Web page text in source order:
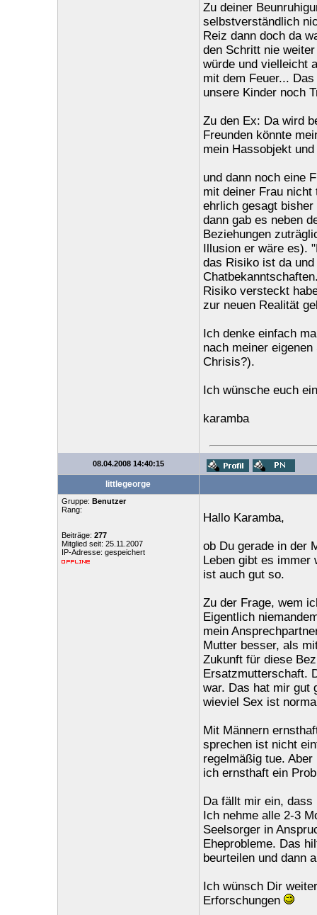
Zu deiner
selbstverständlich
Reiz dann doch da
den Schritt nie
würde und vielleicht
mit dem Feuer...
unsere Kinder noch
Zu den Ex: Da wird
Freunden könnte
mein Hassobjekt
und dann noch eine
mit deiner Frau nicht
ehrlich gesagt
dann gab es neben
Beziehungen
Illusion er wäre es).
das Risiko ist da
Risiko versteckt
zur neuen Realität
Ich denke einfach
nach meiner
Chrisis?).
Ich wünsche euch
karamba
08.04.2008 14:40:15
littlegeorge
Gruppe: Benutzer
Rang:
Beiträge: 277
Mitglied seit: 25.11.2007
IP-Adresse: gespeichert
Hallo Karamba,
ob Du gerade in der
Leben gibt es immer
ist auch gut so.
Zu der Frage, wem
Eigentlich
mein
Mutter besser, als
Zukunft für diese
Ersatzmutterschaft.
war. Das hat mir gut
wieviel Sex ist
Mit Männern
sprechen ist nicht
regelmäßig tue.
ich ernsthaft ein
Da fällt mir ein, dass
Ich nehme alle 2-3
Seelsorger in
Eheprobleme. Das
beurteilen und dann
Ich wünsch Dir
Erforschungen